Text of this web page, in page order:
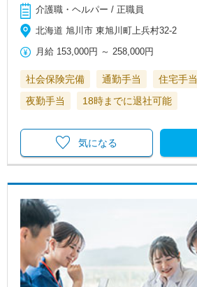
介護職・ヘルパー / 正職員
北海道 旭川市 東旭川町上兵村32-2
月給 153,000円 ～ 258,000円
社会保険完備 通勤手当 住宅手当
夜勤手当
18時までに退社可能
気になる